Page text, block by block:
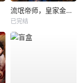
流氓帝师，皇家金牌县令
已完结